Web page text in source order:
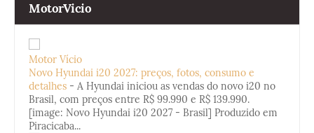
MotorVicio
Motor Vício
Novo Hyundai i20 2027: preços, fotos, consumo e
detalhes - A Hyundai iniciou as vendas do novo i20 no
Brasil, com preços entre R$ 99.990 e R$ 139.990.
[image: Novo Hyundai i20 2027 - Brasil] Produzido em
Piracicaba...